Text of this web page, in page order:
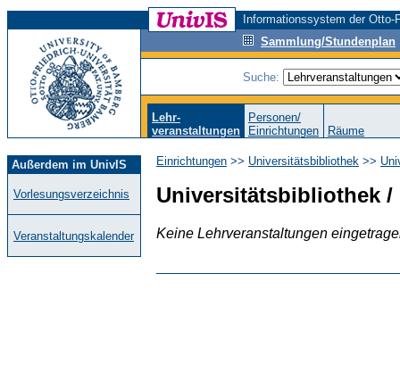
Informationssystem der
Sammlung/Stundenplan
Suche:
Lehr-
veranstaltungen
Personen/
Einrichtungen
Räume
Außerdem im UnivIS
Vorlesungsverzeichnis
Veranstaltungskalender
Einrichtungen >> Universitätsbibliothek >>
Universitätsbibliothek /
Keine Lehrveranstaltungen